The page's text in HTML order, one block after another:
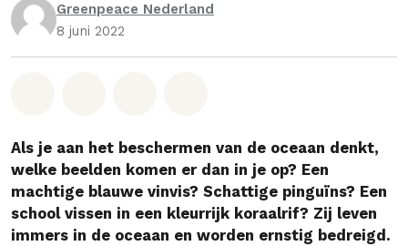
Greenpeace Nederland
8 juni 2022
Als je aan het beschermen van de oceaan denkt,
welke beelden komen er dan in je op? Een
machtige blauwe vinvis? Schattige pinguïns? Een
school vissen in een kleurrijk koraalrif? Zij leven
immers in de oceaan en worden ernstig bedreigd.